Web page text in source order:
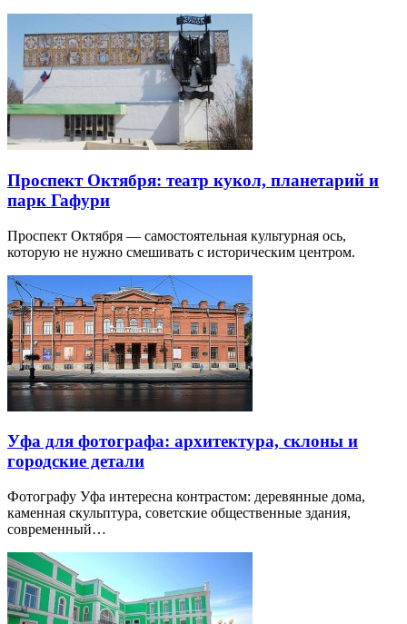
Проспект Октября: театр кукол, планетарий и
парк Гафури
Проспект Октября — самостоятельная культурная ось,
которую не нужно смешивать с историческим центром.
Уфа для фотографа: архитектура, склоны и
городские детали
Фотографу Уфа интересна контрастом: деревянные дома,
каменная скульптура, советские общественные здания,
современный…